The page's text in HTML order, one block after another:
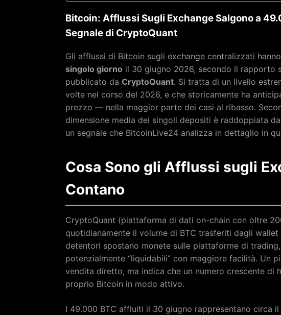
Bitcoin: Afflussi Sugli Exchange Salgono a
Segnale di CryptoQuant
Gli afflussi di Bitcoin sugli exchange centralizzati
singolo giorno il 30 giugno 2026, secondo il rapporto
pubblicato da CryptoQuant. Si tratta di un livello
volte nel corso del 2026, e che storicamente ha
prezzo — nella maggior parte dei casi al ribasso.
dimensione media dei singoli depositi è raddoppiata
un segnale che BitcoinLive24 analizza in dettaglio in
Cosa Sono gli Afflussi sugli
Contano
CryptoQuant (piattaforma di dati on-chain con oltre
quotidianamente il volume di BTC trasferiti dagli
detentori spostano monete sulle piattaforme di
potenzialmente “liquidabili” con maggiore facilità. Un
vendita diretto, ma indica che un numero crescente di
proprio Bitcoin in modo attivo.
I 49.000 BTC affluiti il 30 giugno rappresentano circa il